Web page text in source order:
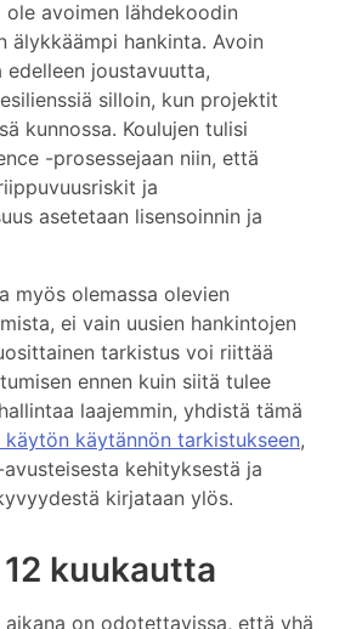
avoimen lähdekoodin
älykkäämpi hankinta. Avoin
joustavuutta,
silloin, kun projektit
kunnossa. Koulujen tulisi
-prosessejaan niin, että
ja
asetetaan lisensoinnin ja
myös olemassa olevien
ei vain uusien hankintojen
tarkistus voi riittää
ennen kuin siitä tulee
laajemmin, yhdistä tämä
käytännön tarkistukseen,
kehityksestä ja
kirjataan ylös.
kuukautta
aikana on odotettavissa, että yhä